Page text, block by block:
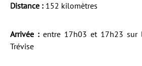
Distance : 152 kilomètres
Arrivée : entre 17h03 et 17h23
Trévise